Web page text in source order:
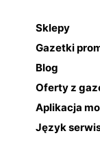
Sklepy
Gazetki
Blog
Oferty z
Aplikacja
Język